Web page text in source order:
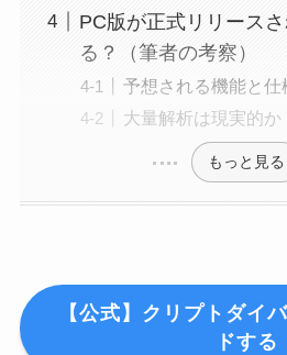
PC版が正式リリース
る？（筆者の考察）
予想される機能と仕
大量解析は現実的か
もっと見る
【公式】クリプトダイ
ドする